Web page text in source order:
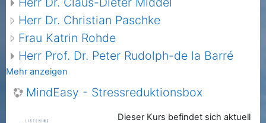
Herr Dr. Christian Paschke
Frau Katrin Rohde
Herr Prof. Dr. Peter Rudolph-de la Barré
Mehr anzeigen
MindEasy - Stressreduktionsbox
Dieser Kurs befindet sich aktuell